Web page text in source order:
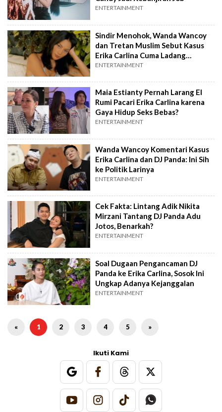
ENTERTAINMENT
Sindir Menohok, Wanda Wancoy
dan Tretan Muslim Sebut Kasus
Erika Carlina Cuma Ladang
AdSense
ENTERTAINMENT
Maia Estianty Pernah Larang El
Rumi Pacari Erika Carlina karena
Gaya Hidup Seks Bebas?
ENTERTAINMENT
Wanda Wancoy Komentari Kasus
Erika Carlina dan DJ Panda: Ini Sih
ke Politik Larinya
ENTERTAINMENT
Cek Fakta: Lintang Adik Nikita
Mirzani Tantang DJ Panda Adu
Jotos, Benarkah?
ENTERTAINMENT
Soal Dugaan Pengancaman DJ
Panda ke Erika Carlina, Sosok Ini
Ungkap Adanya Kejanggalan
ENTERTAINMENT
« 1 2 3 4 5 »
Ikuti Kami